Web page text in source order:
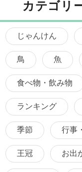
カテゴリ
じゃんけん
鳥 魚
食べ物・飲み物
ランキング
季節 行事
王冠 お出